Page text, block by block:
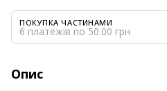
ПОКУПКА ЧАСТИНАМИ
6 платежів по 50.00 грн
Опис